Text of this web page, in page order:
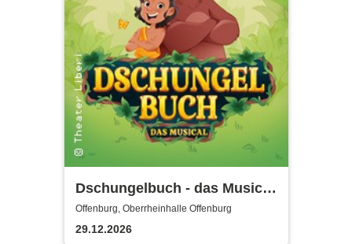
Dschungelbuch - das Musical
| Theater Liberi
Offenburg, Oberrheinhalle Offenburg
29.12.2026